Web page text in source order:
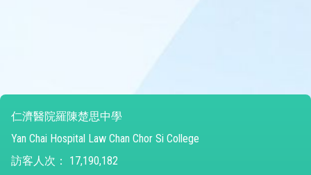
仁濟醫院羅陳楚思中學
Yan Chai Hospital Law Chan Chor Si College
訪客人次：
17,190,182